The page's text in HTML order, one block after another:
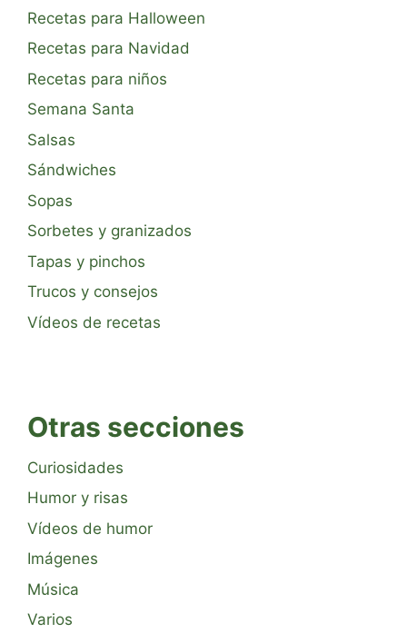
Recetas para Halloween
Recetas para Navidad
Recetas para niños
Semana Santa
Salsas
Sándwiches
Sopas
Sorbetes y granizados
Tapas y pinchos
Trucos y consejos
Vídeos de recetas
Otras secciones
Curiosidades
Humor y risas
Vídeos de humor
Imágenes
Música
Varios